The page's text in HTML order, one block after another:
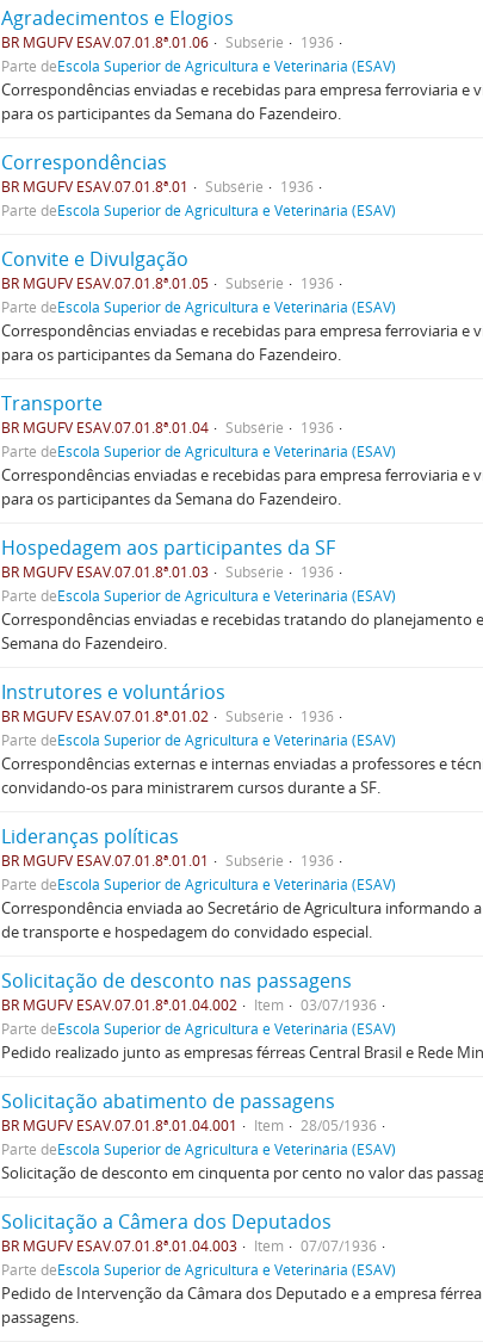
Agradecimentos e Elogios
BR MGUFV ESAV.07.01.8ª.01.06 Subsérie
1936
Parte deEscola Superior de Agricultura e Veterinária (ESAV)
Correspondências enviadas e recebidas para empresa ferroviaria
para os participantes da Semana do Fazendeiro.
Correspondências
BR MGUFV ESAV.07.01.8ª.01 Subsérie
1936
Parte deEscola Superior de Agricultura e Veterinária (ESAV)
Convite e Divulgação
BR MGUFV ESAV.07.01.8ª.01.05 Subsérie
1936
Parte deEscola Superior de Agricultura e Veterinária (ESAV)
Correspondências enviadas e recebidas para empresa ferroviaria
para os participantes da Semana do Fazendeiro.
Transporte
BR MGUFV ESAV.07.01.8ª.01.04 Subsérie
1936
Parte deEscola Superior de Agricultura e Veterinária (ESAV)
Correspondências enviadas e recebidas para empresa ferroviaria
para os participantes da Semana do Fazendeiro.
Hospedagem aos participantes da SF
BR MGUFV ESAV.07.01.8ª.01.03 Subsérie
1936
Parte deEscola Superior de Agricultura e Veterinária (ESAV)
Correspondências enviadas e recebidas tratando do planejamento
Semana do Fazendeiro.
Instrutores e voluntários
BR MGUFV ESAV.07.01.8ª.01.02 Subsérie
1936
Parte deEscola Superior de Agricultura e Veterinária (ESAV)
Correspondências externas e internas enviadas a professores e
convidando-os para ministrarem cursos durante a SF.
Lideranças políticas
BR MGUFV ESAV.07.01.8ª.01.01 Subsérie
1936
Parte deEscola Superior de Agricultura e Veterinária (ESAV)
Correspondência enviada ao Secretário de Agricultura informando
de transporte e hospedagem do convidado especial.
Solicitação de desconto nas passagens
BR MGUFV ESAV.07.01.8ª.01.04.002 Item
03/07/1936
Parte deEscola Superior de Agricultura e Veterinária (ESAV)
Pedido realizado junto as empresas férreas Central Brasil e Rede
Solicitação abatimento de passagens
BR MGUFV ESAV.07.01.8ª.01.04.001 Item
28/05/1936
Parte deEscola Superior de Agricultura e Veterinária (ESAV)
Solicitação de desconto em cinquenta por cento no valor das
Solicitação a Câmera dos Deputados
BR MGUFV ESAV.07.01.8ª.01.04.003 Item
07/07/1936
Parte deEscola Superior de Agricultura e Veterinária (ESAV)
Pedido de Intervenção da Câmara dos Deputado e a empresa
passagens.